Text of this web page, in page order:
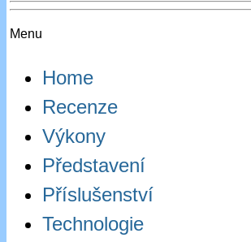
Menu
Home
Recenze
Výkony
Představení
Příslušenství
Technologie